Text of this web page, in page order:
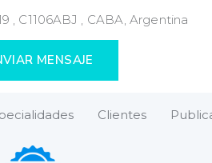
, C1106ABJ , CABA, Argentina
MENSAJE
Clientes